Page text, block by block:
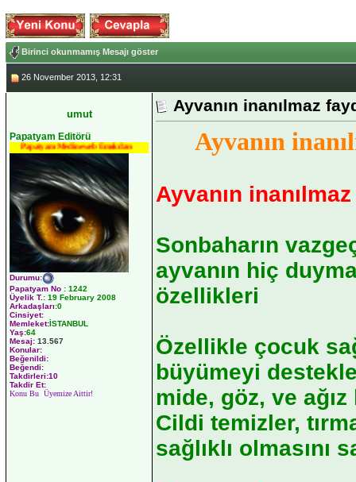
Birinci okunmamış Mesajı göster
26 November 2013, 12:31
umut
Papatyam Editörü
Papatyam Medineweb Emekdarı
Durumu:
Papatyam No : 1242
Üyelik T.: 19 February 2008
Arkadaşları:0
Cinsiyet:
Memleket:İSTANBUL
Yaş:64
Mesaj: 13.567
Konular:
Beğenildi:
Beğendi:
Takdirleri:10
Takdir Et:
Konu Bu Üyemize Aittir!
Ayvanın inanılmaz
Ayvanın
Ayvanın
Sonbaharın
ayvanın hiç
özellikleri
Özellikle çocuk
büyümeyi
mide, göz, ve ağız
Cildi temizler,
sağlıklı olmasını